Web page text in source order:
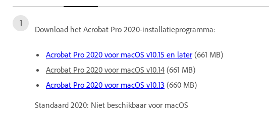
Download het Acrobat Pro 2020-installatieprogramma:
Acrobat Pro 2020 voor macOS v10.15 en later (661 MB)
Acrobat Pro 2020 voor macOS v10.14 (661 MB)
Acrobat Pro 2020 voor macOS v10.13 (660 MB)
Standaard 2020: Niet beschikbaar voor macOS